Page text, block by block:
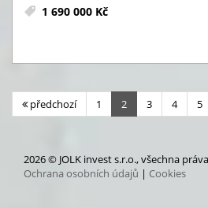
1 690 000 Kč
předchozí 1 2 3 4 5
2026 © JOLK invest s.r.o., všechna
Ochrana osobních údajů | Cookies